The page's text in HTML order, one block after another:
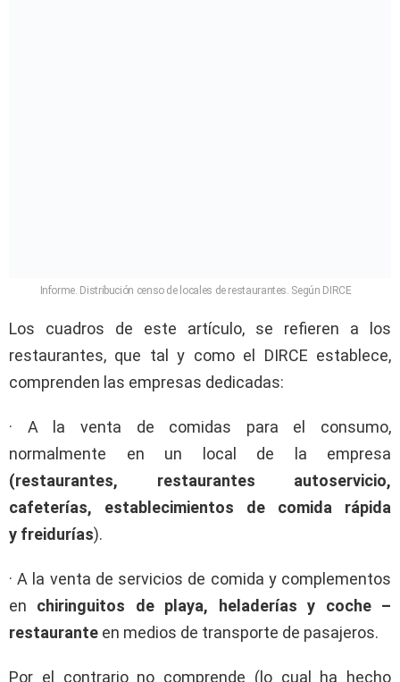
Informe. Distribución censo de locales de restaurantes. Según DIRCE
Los cuadros de este artículo, se refieren a los
restaurantes, que tal y como el DIRCE establece,
comprenden las empresas dedicadas:
· A la venta de comidas para el consumo,
normalmente en un local de la empresa
(restaurantes, restaurantes autoservicio,
cafeterías, establecimientos de comida rápida
y freidurías).
· A la venta de servicios de comida y complementos
en chiringuitos de playa, heladerías y coche –
restaurante en medios de transporte de pasajeros.
Por el contrario no comprende (lo cual ha hecho